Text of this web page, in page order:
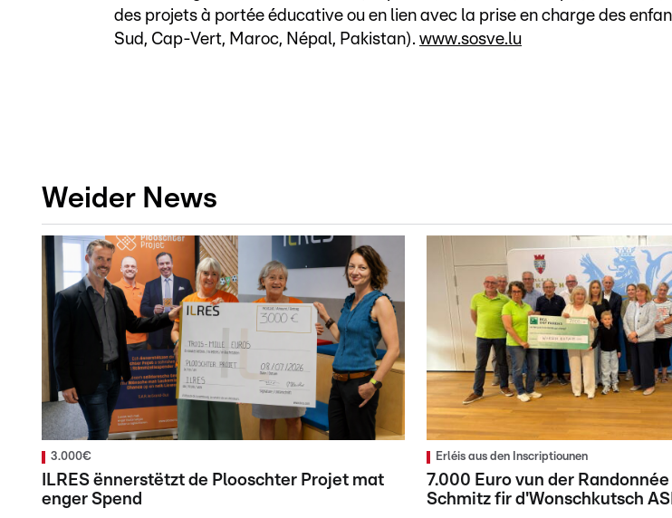
des projets à portée éducative ou en lien avec la prise en charge des
Sud, Cap-Vert, Maroc, Népal, Pakistan). www.sosve.lu
Weider News
3.000€
ILRES ënnerstëtzt de Plooschter Projet mat
enger Spend
Erléis aus den Inscriptiounen
7.000 Euro vun der
Schmitz fir d'Wonschkutsch